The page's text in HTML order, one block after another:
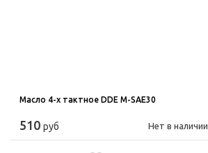
Масло 4-х тактное DDE M-SAE30
510 руб Нет в наличии